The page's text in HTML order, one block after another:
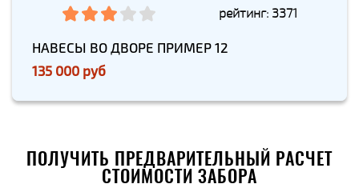
рейтинг: 3371
НАВЕСЫ ВО ДВОРЕ ПРИМЕР 12
135 000 руб
ПОЛУЧИТЬ ПРЕДВАРИТЕЛЬНЫЙ РАСЧЕТ
СТОИМОСТИ ЗАБОРА